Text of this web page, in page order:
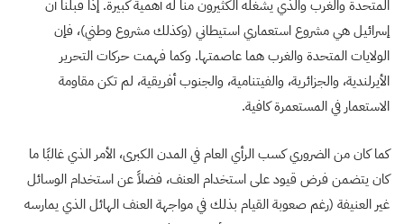
المتحدة والغرب والذي يشغله الكثيرون منا له أهمية كبيرة. إذا قبلنا أن
إسرائيل هي مشروع استعماري استيطاني (وكذلك مشروع وطني)، فإن
الولايات المتحدة والغرب هما عاصمتها. وكما فهمت حركات التحرير
الأيرلندية، والجزائرية، والفيتنامية، والجنوب أفريقية، لم تكن مقاومة
الاستعمار في المستعمرة كافية.
كما كان من الضروري كسب الرأي العام في المدن الكبرى، الأمر الذي غالبًا ما
كان يتضمن فرض قيود على استخدام العنف، فضلاً عن استخدام الوسائل
غير العنيفة (رغم صعوبة القيام بذلك في مواجهة العنف الهائل الذي يمارسه